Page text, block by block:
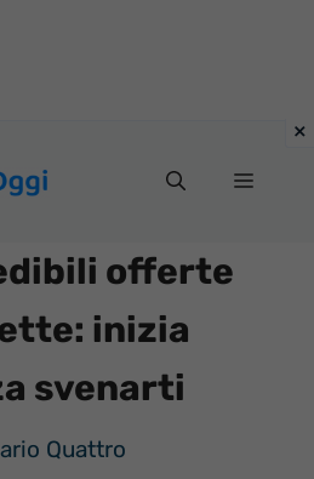
Menu
offerte
inizia
svenarti
Quattro